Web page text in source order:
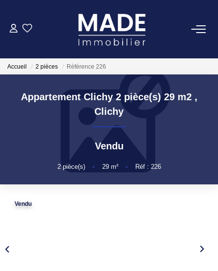
ACHETER
LOUER
ESTIMER
FAIRE GÉRER
NOTRE AGENCE
Accueil 2 pièces Référence 226
Appartement Clichy 2 pièce(s) 29 m2 ,
Clichy
Vendu
2pièce(s) • 29m² • Réf : 226
Vendu